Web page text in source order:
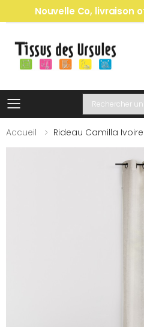
Nouvelle Co, livraison
Toggle mobile
Recherche
Accueil
Rideau Camilla Ivoire